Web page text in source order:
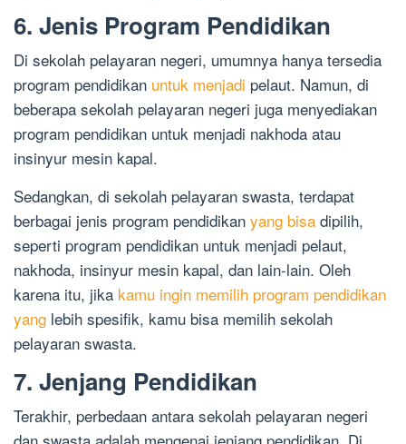
6. Jenis Program Pendidikan
Di sekolah pelayaran negeri, umumnya hanya tersedia
program pendidikan untuk menjadi pelaut. Namun, di
beberapa sekolah pelayaran negeri juga menyediakan
program pendidikan untuk menjadi nakhoda atau
insinyur mesin kapal.
Sedangkan, di sekolah pelayaran swasta, terdapat
berbagai jenis program pendidikan yang bisa dipilih,
seperti program pendidikan untuk menjadi pelaut,
nakhoda, insinyur mesin kapal, dan lain-lain. Oleh
karena itu, jika kamu ingin memilih program pendidikan
yang lebih spesifik, kamu bisa memilih sekolah
pelayaran swasta.
7. Jenjang Pendidikan
Terakhir, perbedaan antara sekolah pelayaran negeri